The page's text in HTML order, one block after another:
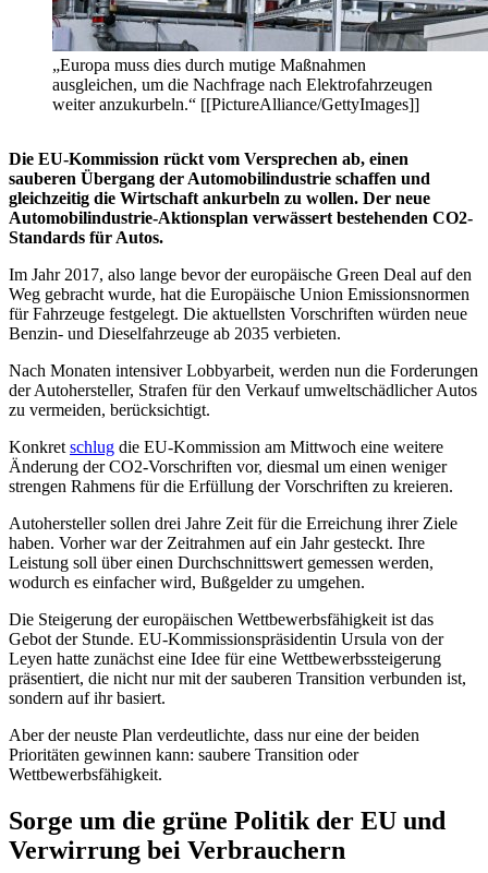
„Europa muss dies durch mutige Maßnahmen
ausgleichen, um die Nachfrage nach Elektrofahrzeugen
weiter anzukurbeln.“ [[PictureAlliance/GettyImages]]
Die EU-Kommission rückt vom Versprechen ab, einen
sauberen Übergang der Automobilindustrie schaffen und
gleichzeitig die Wirtschaft ankurbeln zu wollen. Der neue
Automobilindustrie-Aktionsplan verwässert bestehenden CO2-
Standards für Autos.
Im Jahr 2017, also lange bevor der europäische Green Deal auf den
Weg gebracht wurde, hat die Europäische Union Emissionsnormen
für Fahrzeuge festgelegt. Die aktuellsten Vorschriften würden neue
Benzin- und Dieselfahrzeuge ab 2035 verbieten.
Nach Monaten intensiver Lobbyarbeit, werden nun die Forderungen
der Autohersteller, Strafen für den Verkauf umweltschädlicher Autos
zu vermeiden, berücksichtigt.
Konkret schlug die EU-Kommission am Mittwoch eine weitere
Änderung der CO2-Vorschriften vor, diesmal um einen weniger
strengen Rahmens für die Erfüllung der Vorschriften zu kreieren.
Autohersteller sollen drei Jahre Zeit für die Erreichung ihrer Ziele
haben. Vorher war der Zeitrahmen auf ein Jahr gesteckt. Ihre
Leistung soll über einen Durchschnittswert gemessen werden,
wodurch es einfacher wird, Bußgelder zu umgehen.
Die Steigerung der europäischen Wettbewerbsfähigkeit ist das
Gebot der Stunde. EU-Kommissionspräsidentin Ursula von der
Leyen hatte zunächst eine Idee für eine Wettbewerbssteigerung
präsentiert, die nicht nur mit der sauberen Transition verbunden ist,
sondern auf ihr basiert.
Aber der neuste Plan verdeutlichte, dass nur eine der beiden
Prioritäten gewinnen kann: saubere Transition oder
Wettbewerbsfähigkeit.
Sorge um die grüne Politik der EU und
Verwirrung bei Verbrauchern